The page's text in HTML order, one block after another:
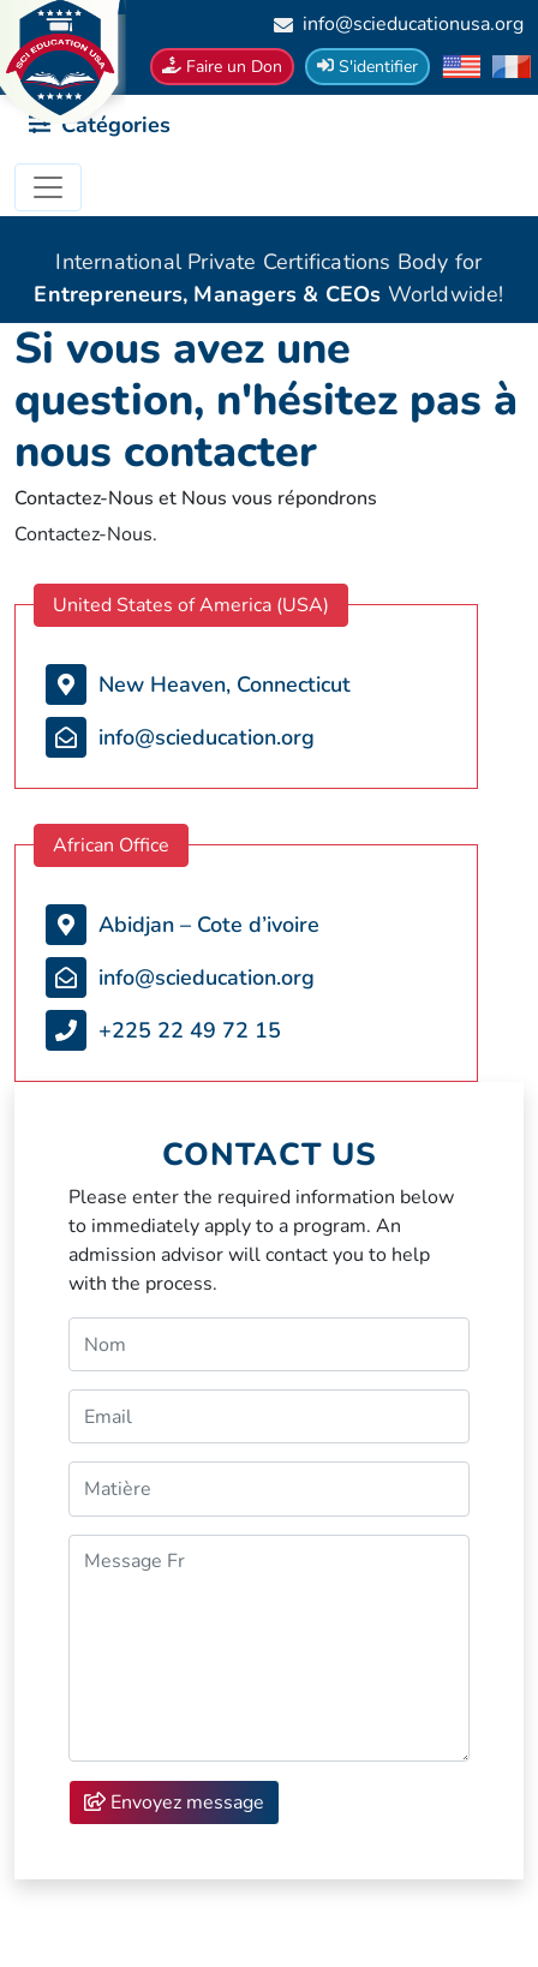
info@scieducationusa.org
Faire un Don S'identifier
Catégories
International Private Certifications Body for
Entrepreneurs, Managers & CEOs Worldwide!
Si vous avez une
question, n'hésitez pas à
nous contacter
Contactez-Nous et Nous vous répondrons
Contactez-Nous.
United States of America (USA)
New Heaven, Connecticut
info@scieducation.org
African Office
Abidjan – Cote d’ivoire
info@scieducation.org
+225 22 49 72 15
CONTACT US
Please enter the required information below
to immediately apply to a program. An
admission advisor will contact you to help
with the process.
Envoyez message